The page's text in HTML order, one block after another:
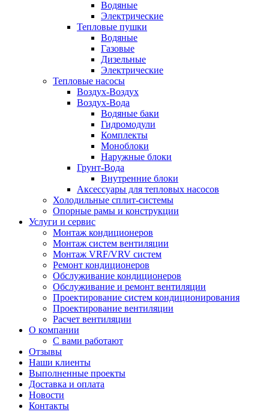
Водяные
Электрические
Тепловые пушки
Водяные
Газовые
Дизельные
Электрические
Тепловые насосы
Воздух-Воздух
Воздух-Вода
Водяные баки
Гидромодули
Комплекты
Моноблоки
Наружные блоки
Грунт-Вода
Внутренние блоки
Аксессуары для тепловых насосов
Холодильные сплит-системы
Опорные рамы и конструкции
Услуги и сервис
Монтаж кондиционеров
Монтаж систем вентиляции
Монтаж VRF/VRV систем
Ремонт кондиционеров
Обслуживание кондиционеров
Обслуживание и ремонт вентиляции
Проектирование систем кондиционирования
Проектирование вентиляции
Расчет вентиляции
О компании
С вами работают
Отзывы
Наши клиенты
Выполненные проекты
Доставка и оплата
Новости
Контакты